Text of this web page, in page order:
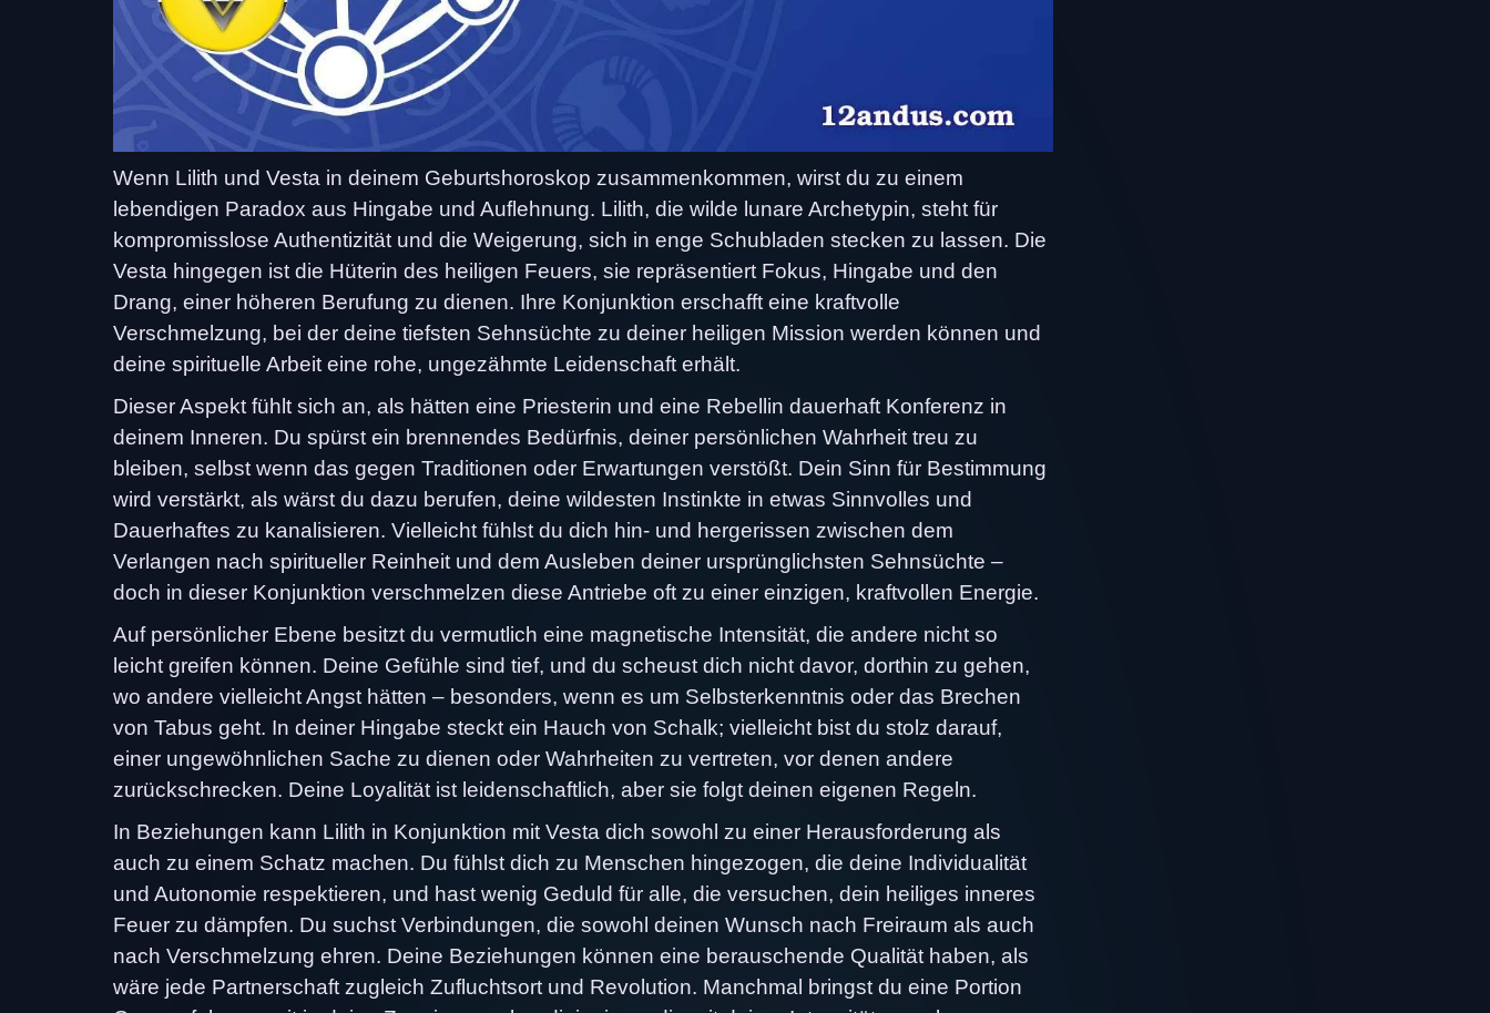
Wenn Lilith und Vesta in deinem Geburtshoroskop zusammenkommen, wirst du zu einem
lebendigen Paradox aus Hingabe und Auflehnung. Lilith, die wilde lunare Archetypin, steht für
kompromisslose Authentizität und die Weigerung, sich in enge Schubladen stecken zu lassen. Die
Vesta hingegen ist die Hüterin des heiligen Feuers, sie repräsentiert Fokus, Hingabe und den
Drang, einer höheren Berufung zu dienen. Ihre Konjunktion erschafft eine kraftvolle
Verschmelzung, bei der deine tiefsten Sehnsüchte zu deiner heiligen Mission werden können und
deine spirituelle Arbeit eine rohe, ungezähmte Leidenschaft erhält.
Dieser Aspekt fühlt sich an, als hätten eine Priesterin und eine Rebellin dauerhaft Konferenz in
deinem Inneren. Du spürst ein brennendes Bedürfnis, deiner persönlichen Wahrheit treu zu
bleiben, selbst wenn das gegen Traditionen oder Erwartungen verstößt. Dein Sinn für Bestimmung
wird verstärkt, als wärst du dazu berufen, deine wildesten Instinkte in etwas Sinnvolles und
Dauerhaftes zu kanalisieren. Vielleicht fühlst du dich hin- und hergerissen zwischen dem
Verlangen nach spiritueller Reinheit und dem Ausleben deiner ursprünglichsten Sehnsüchte –
doch in dieser Konjunktion verschmelzen diese Antriebe oft zu einer einzigen, kraftvollen Energie.
Auf persönlicher Ebene besitzt du vermutlich eine magnetische Intensität, die andere nicht so
leicht greifen können. Deine Gefühle sind tief, und du scheust dich nicht davor, dorthin zu gehen,
wo andere vielleicht Angst hätten – besonders, wenn es um Selbsterkenntnis oder das Brechen
von Tabus geht. In deiner Hingabe steckt ein Hauch von Schalk; vielleicht bist du stolz darauf,
einer ungewöhnlichen Sache zu dienen oder Wahrheiten zu vertreten, vor denen andere
zurückschrecken. Deine Loyalität ist leidenschaftlich, aber sie folgt deinen eigenen Regeln.
In Beziehungen kann Lilith in Konjunktion mit Vesta dich sowohl zu einer Herausforderung als
auch zu einem Schatz machen. Du fühlst dich zu Menschen hingezogen, die deine Individualität
und Autonomie respektieren, und hast wenig Geduld für alle, die versuchen, dein heiliges inneres
Feuer zu dämpfen. Du suchst Verbindungen, die sowohl deinen Wunsch nach Freiraum als auch
nach Verschmelzung ehren. Deine Beziehungen können eine berauschende Qualität haben, als
wäre jede Partnerschaft zugleich Zufluchtsort und Revolution. Manchmal bringst du eine Portion